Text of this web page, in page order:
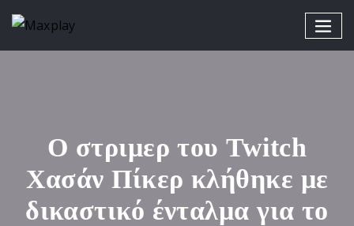
Ο στριμερ του Twitch
Χασάν Πίκερ κλήθηκε με
δικαστικό ένταλμα για το